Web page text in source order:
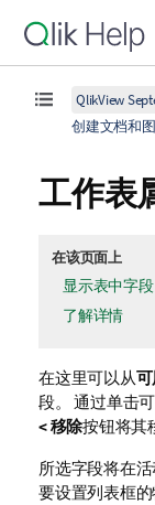
QlikView
创建文档和
工作表
在该页面上
显示表中字段
了解详情
在这里可以从
段。 通过单击
< 移除按钮将其
所选字段将在
要设置列表框